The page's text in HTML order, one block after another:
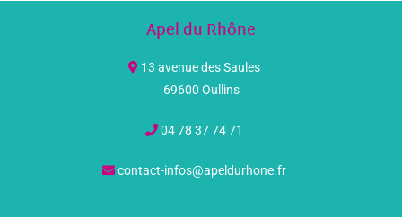
Apel du Rhône
13 avenue des Saules
69600 Oullins
04 78 37 74 71
contact-infos@apeldurhone.fr